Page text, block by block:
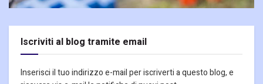
Iscriviti al blog tramite email
Inserisci il tuo indirizzo e-mail per iscriverti a questo blog, e